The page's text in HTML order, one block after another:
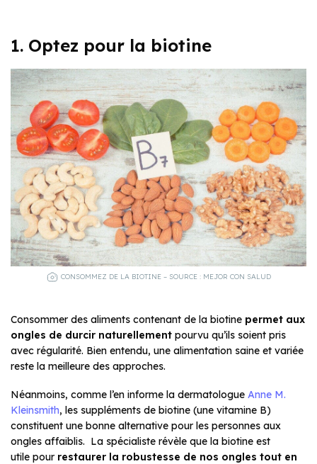
1. Optez pour la biotine
CONSOMMEZ DE LA BIOTINE – SOURCE : MEJOR CON SALUD
Consommer des aliments contenant de la biotine permet aux
ongles de durcir naturellement pourvu qu’ils soient pris
avec régularité. Bien entendu, une alimentation saine et variée
reste la meilleure des approches.
Néanmoins, comme l’en informe la dermatologue Anne M.
Kleinsmith, les suppléments de biotine (une vitamine B)
constituent une bonne alternative pour les personnes aux
ongles affaiblis. La spécialiste révèle que la biotine est
utile pour restaurer la robustesse de nos ongles tout en